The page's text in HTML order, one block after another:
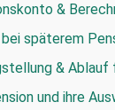
&
bei späterem
& Ablauf
und ihre